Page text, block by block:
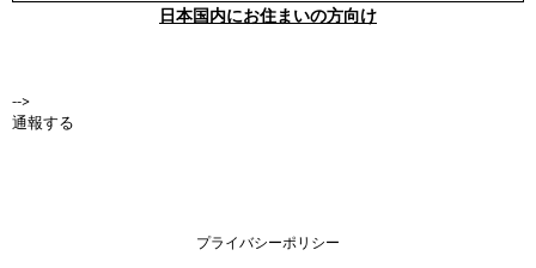
日本国内にお住まいの方向け
-->
通報する
プライバシーポリシー